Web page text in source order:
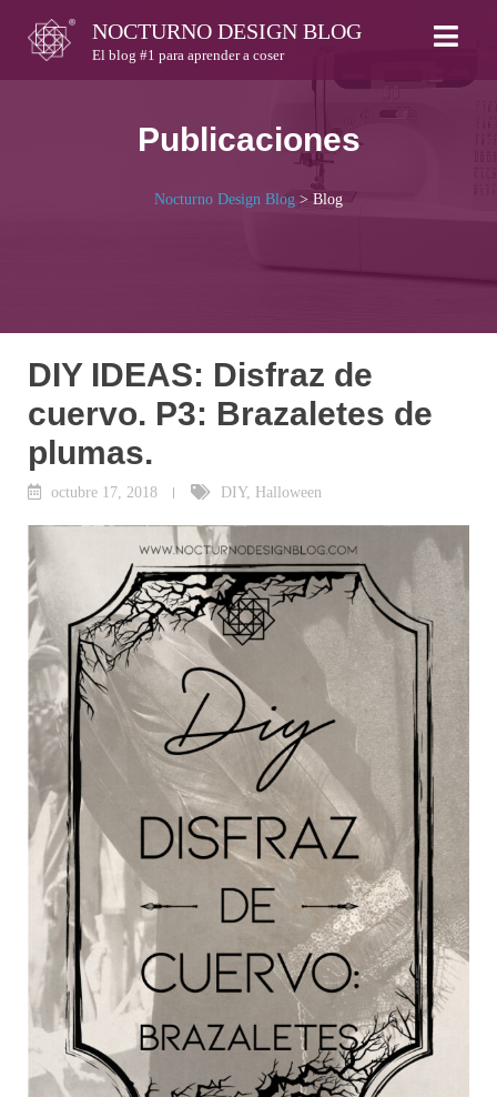
content
NOCTURNO DESIGN BLOG
El blog #1 para aprender a coser
Publicaciones
Nocturno Design Blog >Blog
DIY IDEAS: Disfraz de
cuervo. P3: Brazaletes de
plumas.
octubre 17, 2018 DIY, Halloween